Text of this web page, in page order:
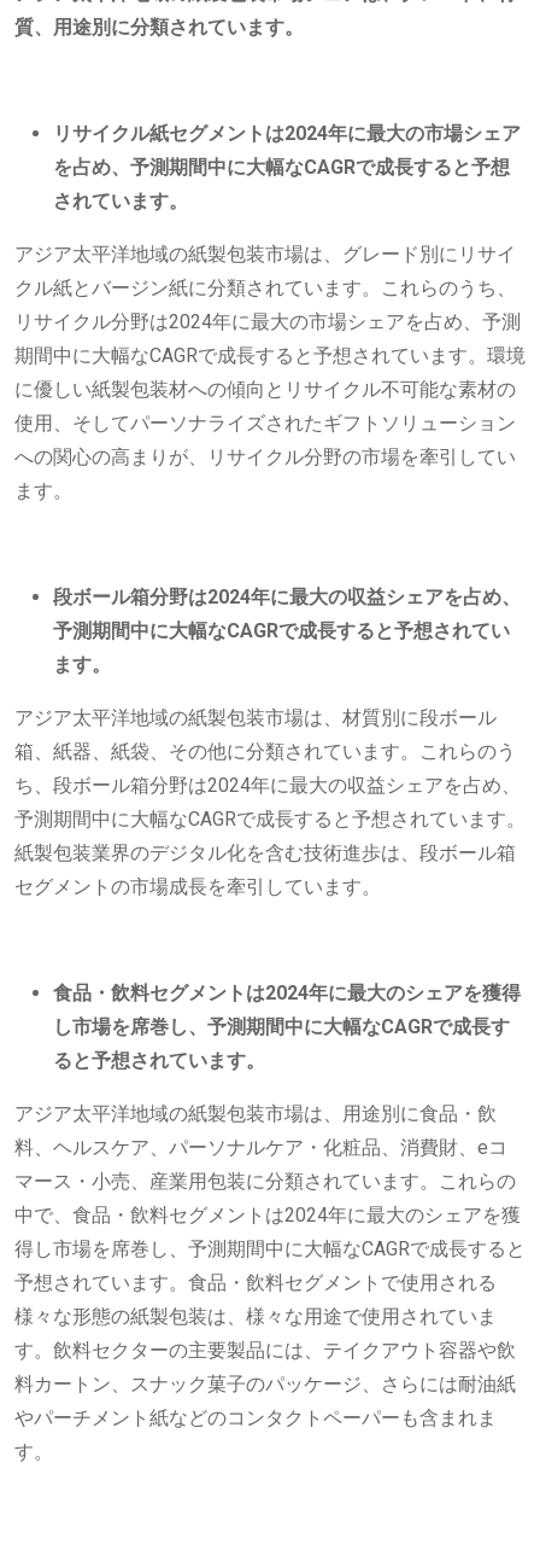
質、用途別に分類されています。
リサイクル紙セグメントは2024年に最大の市場シェア
を占め、予測期間中に大幅なCAGRで成長すると予想
されています。
アジア太平洋地域の紙製包装市場は、グレード別にリサイ
クル紙とバージン紙に分類されています。これらのうち、
リサイクル分野は2024年に最大の市場シェアを占め、予測
期間中に大幅なCAGRで成長すると予想されています。環境
に優しい紙製包装材への傾向とリサイクル不可能な素材の
使用、そしてパーソナライズされたギフトソリューション
への関心の高まりが、リサイクル分野の市場を牽引してい
ます。
段ボール箱分野は2024年に最大の収益シェアを占め、
予測期間中に大幅なCAGRで成長すると予想されてい
ます。
アジア太平洋地域の紙製包装市場は、材質別に段ボール
箱、紙器、紙袋、その他に分類されています。これらのう
ち、段ボール箱分野は2024年に最大の収益シェアを占め、
予測期間中に大幅なCAGRで成長すると予想されています。
紙製包装業界のデジタル化を含む技術進歩は、段ボール箱
セグメントの市場成長を牽引しています。
食品・飲料セグメントは2024年に最大のシェアを獲得
し市場を席巻し、予測期間中に大幅なCAGRで成長す
ると予想されています。
アジア太平洋地域の紙製包装市場は、用途別に食品・飲
料、ヘルスケア、パーソナルケア・化粧品、消費財、eコ
マース・小売、産業用包装に分類されています。これらの
中で、食品・飲料セグメントは2024年に最大のシェアを獲
得し市場を席巻し、予測期間中に大幅なCAGRで成長すると
予想されています。食品・飲料セグメントで使用される
様々な形態の紙製包装は、様々な用途で使用されていま
す。飲料セクターの主要製品には、テイクアウト容器や飲
料カートン、スナック菓子のパッケージ、さらには耐油紙
やパーチメント紙などのコンタクトペーパーも含まれま
す。